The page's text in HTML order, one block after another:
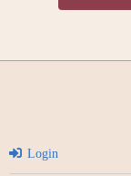
Login